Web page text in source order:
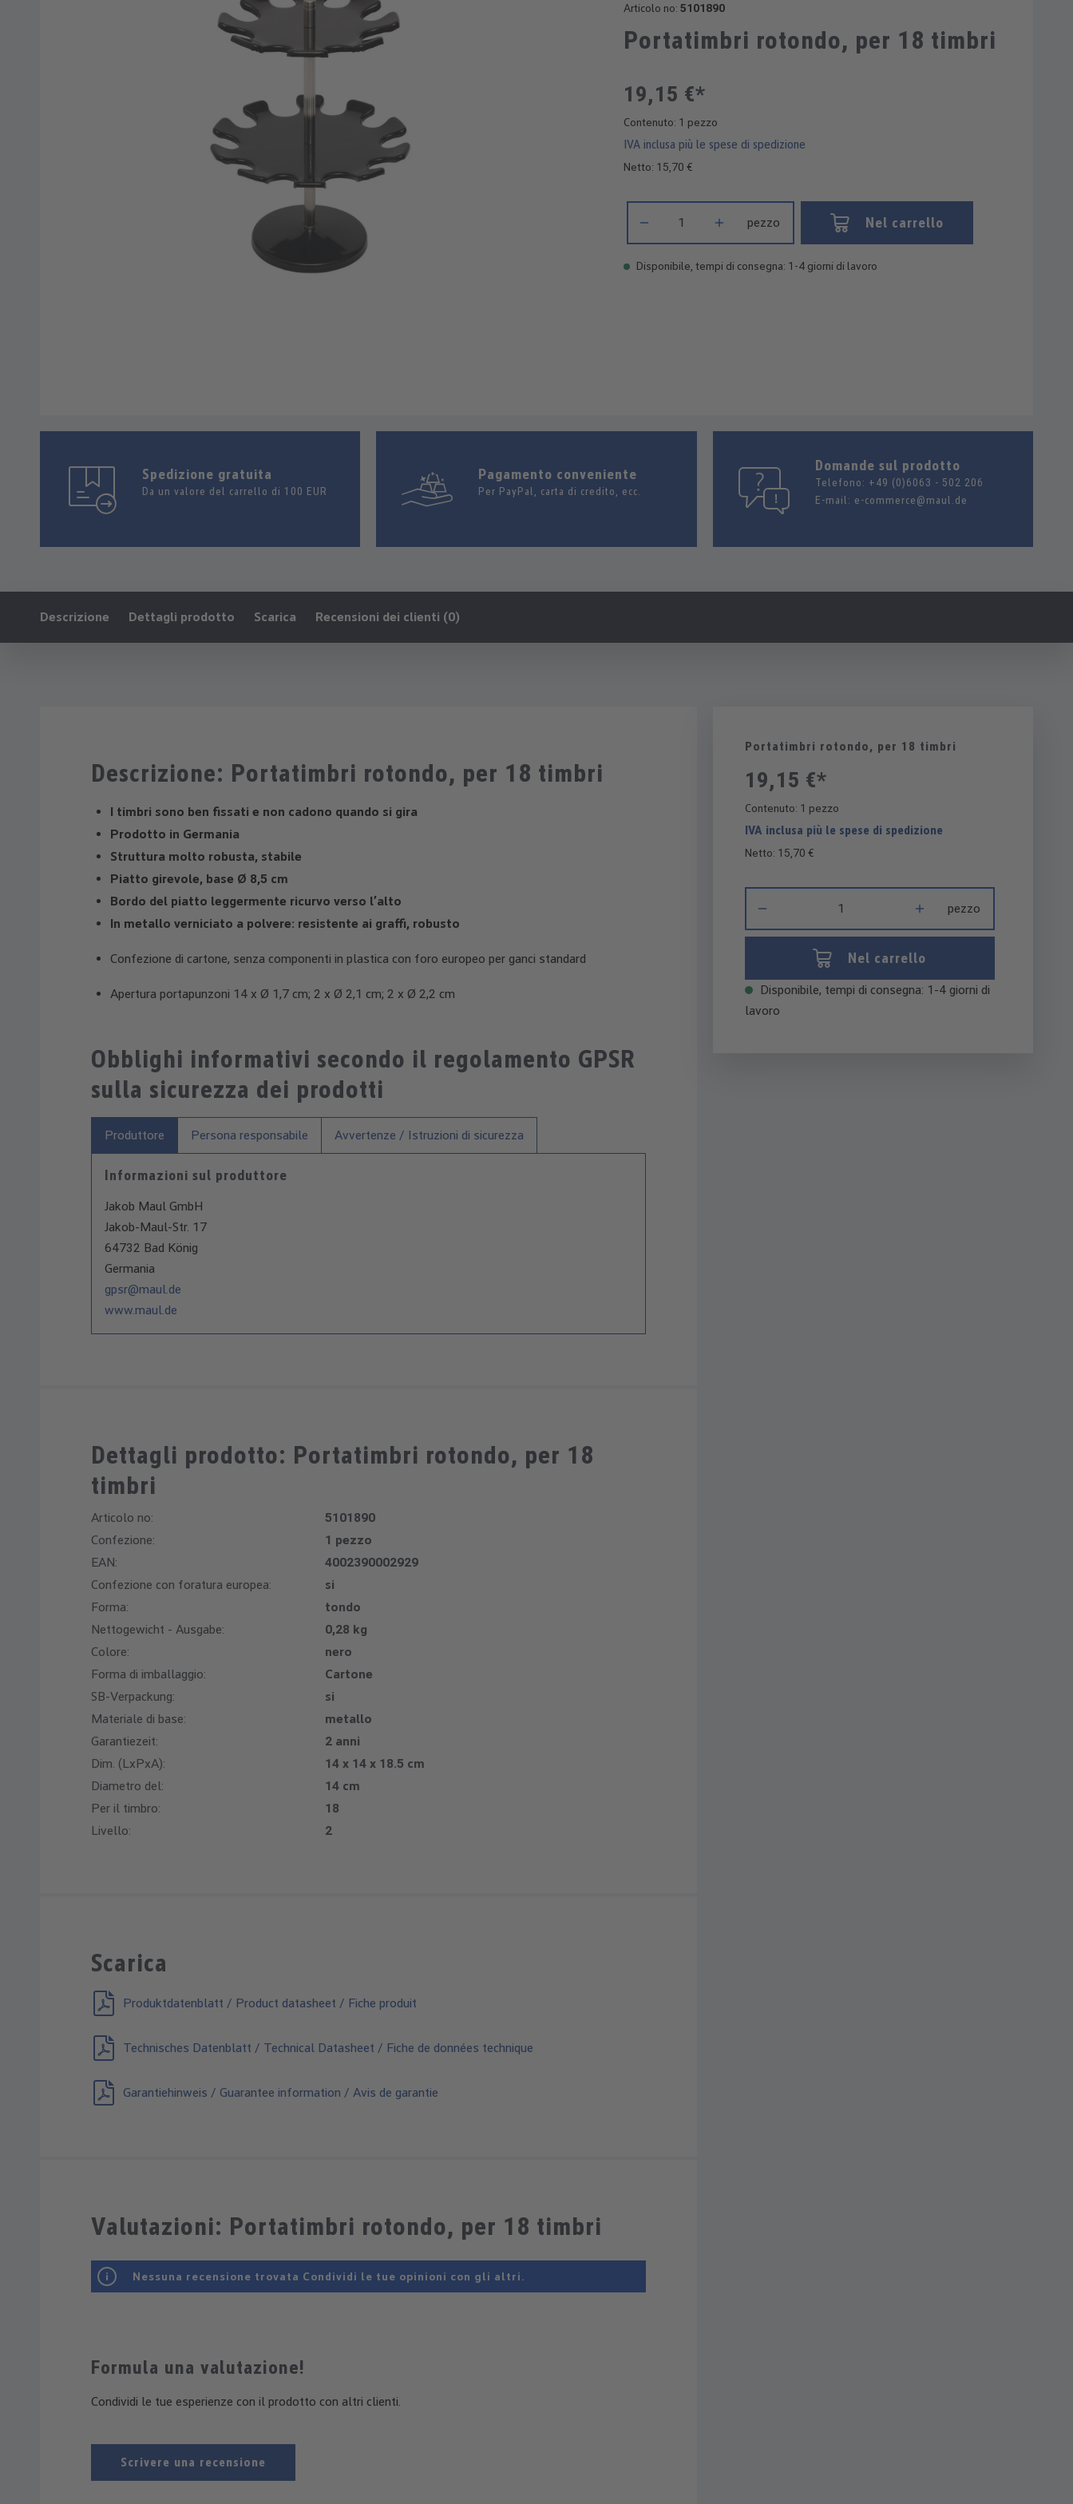
Articolo no: 5101890
Portatimbri rotondo, per 18 timbri
19,15 €*
Contenuto: 1 pezzo
IVA inclusa più le spese di spedizione
Netto: 15,70 €
pezzo Nel carrello
Disponibile, tempi di consegna: 1-4 giorni di lavoro
Spedizione gratuita
Da un valore del carrello di 100 EUR
Pagamento conveniente
Per PayPal, carta di credito, ecc.
Domande sul prodotto
Telefono: +49 (0)6063 - 502 206
E-mail: e-commerce@maul.de
Ankerlink:
Descrizione Dettagli prodotto Scarica Recensioni dei clienti (0)
Descrizione: Portatimbri rotondo, per 18 timbri
I timbri sono ben fissati e non cadono quando si gira
Prodotto in Germania
Struttura molto robusta, stabile
Piatto girevole, base Ø 8,5 cm
Bordo del piatto leggermente ricurvo verso l’alto
In metallo verniciato a polvere: resistente ai graffi, robusto
Confezione di cartone, senza componenti in plastica con foro europeo per ganci standard
Apertura portapunzoni 14 x Ø 1,7 cm; 2 x Ø 2,1 cm; 2 x Ø 2,2 cm
Obblighi informativi secondo il regolamento GPSR
sulla sicurezza dei prodotti
Produttore Persona responsabile Avvertenze / Istruzioni di sicurezza
Informazioni sul produttore
Jakob Maul GmbH
Jakob-Maul-Str. 17
64732 Bad König
Germania
gpsr@maul.de
www.maul.de
Dettagli prodotto: Portatimbri rotondo, per 18
timbri
Articolo no:
5101890
Confezione:
1 pezzo
EAN:
4002390002929
Confezione con foratura europea:
si
Forma:
tondo
Nettogewicht - Ausgabe:
0,28 kg
Colore:
nero
Forma di imballaggio:
Cartone
SB-Verpackung:
si
Materiale di base:
metallo
Garantiezeit:
2 anni
Dim. (LxPxA):
14 x 14 x 18.5 cm
Diametro del:
14 cm
Per il timbro:
18
Livello:
2
Scarica
Produktdatenblatt / Product datasheet / Fiche produit
Technisches Datenblatt / Technical Datasheet / Fiche de données technique
Garantiehinweis / Guarantee information / Avis de garantie
Valutazioni: Portatimbri rotondo, per 18 timbri
Formula una valutazione!
Condividi le tue esperienze con il prodotto con altri clienti.
Scrivere una recensione
Nessuna recensione trovata Condividi le tue opinioni con gli altri.
Portatimbri rotondo, per 18 timbri
19,15 €*
Contenuto: 1 pezzo
IVA inclusa più le spese di spedizione
Netto: 15,70 €
pezzo
Nel carrello
Disponibile, tempi di consegna: 1-4 giorni di
lavoro